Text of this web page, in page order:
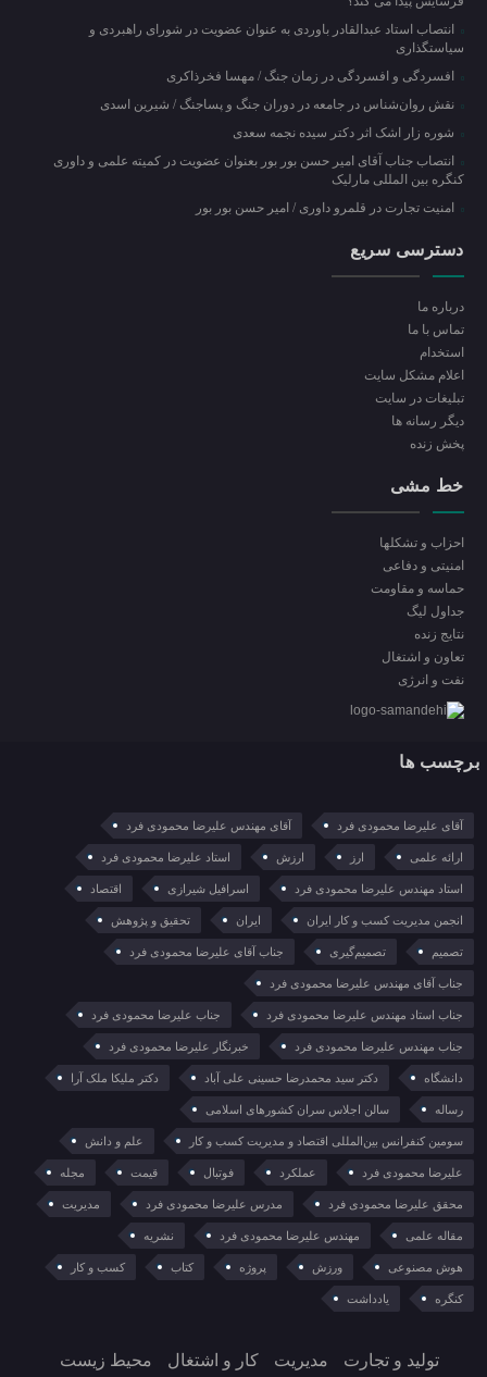
انتصاب استاد عبدالقادر باوردی به عنوان عضویت در شورای راهبردی و
سیاستگذاری
افسردگی و افسردگی در زمان جنگ / مهسا فخرذاکری
نقش روان‌شناس در جامعه در دوران جنگ و پساجنگ / شیرین اسدی
شوره زار اشک اثر دکتر سیده نجمه سعدی
انتصاب جناب آقای امیر حسن بور بور بعنوان عضویت در کمیته علمی و داوری
کنگره بین المللی مارلیک
امنیت تجارت در قلمرو داوری / امیر حسن بور بور
دسترسی سریع
درباره ما
تماس با ما
استخدام
اعلام مشکل سایت
تبلیغات در سایت
ديگر رسانه ها
پخش زنده
خط مشی
احزاب و تشکلها
امنیتی و دفاعی
حماسه و مقاومت
جداول لیگ
نتایج زنده
تعاون و اشتغال
نفت و انرژی
برچسب ها
آقای علیرضا محمودی فرد آقای مهندس علیرضا محمودی فرد
ارائه علمی ارز ارزش استاد علیرضا محمودی فرد
استاد مهندس علیرضا محمودی فرد اسرافیل شیرازی اقتصاد
انجمن مدیریت کسب و کار ایران ایران تحقیق و پژوهش
تصمیم تصمیم‌گیری جناب آقای علیرضا محمودی فرد
جناب آقای مهندس علیرضا محمودی فرد
جناب استاد مهندس علیرضا محمودی فرد جناب علیرضا محمودی فرد
جناب مهندس علیرضا محمودی فرد خبرنگار علیرضا محمودی فرد
دانشگاه دکتر سید محمدرضا حسینی علی آباد دکتر ملیکا ملک آرا
رساله سالن اجلاس سران کشورهای اسلامی
سومین کنفرانس بین‌المللی اقتصاد و مدیریت کسب و کار علم و دانش
علیرضا محمودی فرد عملکرد فوتبال قیمت مجله
محقق علیرضا محمودی فرد مدرس علیرضا محمودی فرد مدیریت
مقاله علمی مهندس علیرضا محمودی فرد نشریه
هوش مصنوعی ورزش پروژه کتاب کسب و کار
کنگره یادداشت
تولید و تجارت مدیریت کار و اشتغال محیط زیست